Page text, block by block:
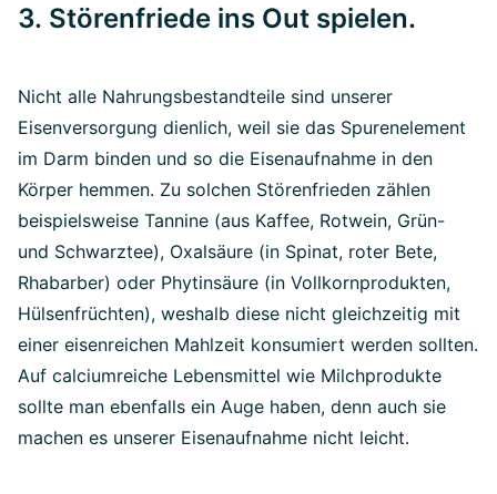
3. Störenfriede ins Out spielen.
Nicht alle Nahrungsbestandteile sind unserer
Eisenversorgung dienlich, weil sie das Spurenelement
im Darm binden und so die Eisenaufnahme in den
Körper hemmen. Zu solchen Störenfrieden zählen
beispielsweise Tannine (aus Kaffee, Rotwein, Grün-
und Schwarztee), Oxalsäure (in Spinat, roter Bete,
Rhabarber) oder Phytinsäure (in Vollkornprodukten,
Hülsenfrüchten), weshalb diese nicht gleichzeitig mit
einer eisenreichen Mahlzeit konsumiert werden sollten.
Auf calciumreiche Lebensmittel wie Milchprodukte
sollte man ebenfalls ein Auge haben, denn auch sie
machen es unserer Eisenaufnahme nicht leicht.